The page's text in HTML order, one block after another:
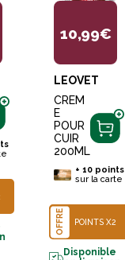
10,99€
LEOVET
CREM
E
POUR
CUIR
200ML
+ 10points
sur la carte
OFFRE POINTS X2
Disponible